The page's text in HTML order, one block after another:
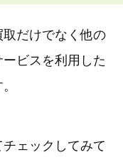
だけでなく他の
ビスを利用した
ェックしてみて